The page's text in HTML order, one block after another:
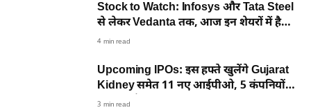
Stock to Watch: Infosys और Tata Steel
से लेकर Vedanta तक, आज इन शेयरों में है
तगड़ा एक्शन
4 min read
Upcoming IPOs: इस हफ्ते खुलेंगे Gujarat
Kidney समेत 11 नए आईपीओ, 5 कंपनियों
की लिस्टिंग भी
3 min read